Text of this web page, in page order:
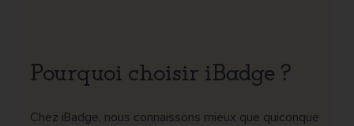
Pourquoi choisir iBadge ?
Chez iBadge, nous connaissons mieux que quiconque